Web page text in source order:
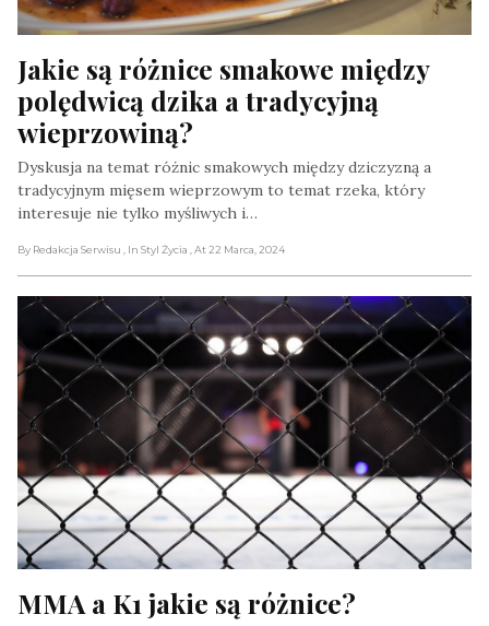
Jakie są różnice smakowe między
polędwicą dzika a tradycyjną
wieprzowiną?
Dyskusja na temat różnic smakowych między dziczyzną a
tradycyjnym mięsem wieprzowym to temat rzeka, który
interesuje nie tylko myśliwych i…
By Redakcja Serwisu , In Styl Życia , At 22 Marca, 2024
MMA a K1 jakie są różnice?